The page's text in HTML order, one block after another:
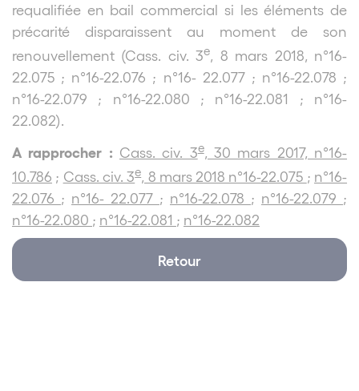
requalifiée en bail commercial si les éléments de
précarité disparaissent au moment de son
renouvellement (Cass. civ. 3e , 8 mars 2018, n°16-
22.075 ; n°16-22.076 ; n°16- 22.077 ; n°16-22.078 ;
n°16-22.079 ; n°16-22.080 ; n°16-22.081 ; n°16-
22.082).
A rapprocher : Cass. civ. 3e, 30 mars 2017, n°16-
10.786 ; Cass. civ. 3e , 8 mars 2018 n°16-22.075 ; n°16-
22.076 ; n°16- 22.077 ; n°16-22.078 ; n°16-22.079 ;
n°16-22.080 ; n°16-22.081 ; n°16-22.082
Retour